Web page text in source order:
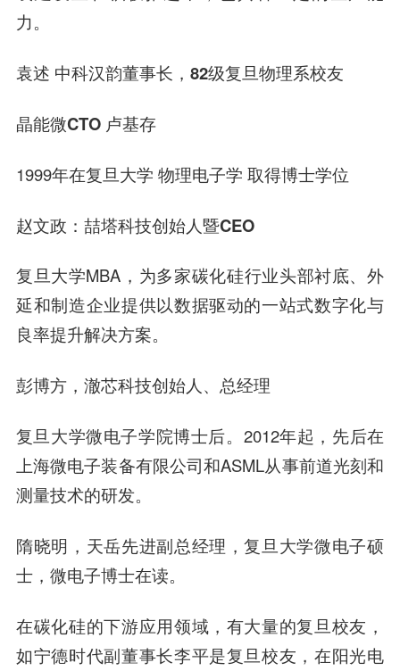
力。
袁述 中科汉韵董事长，82级复旦物理系校友
晶能微CTO 卢基存
1999年在复旦大学 物理电子学 取得博士学位
赵文政：喆塔科技创始人暨CEO
复旦大学MBA，为多家碳化硅行业头部衬底、外
延和制造企业提供以数据驱动的一站式数字化与
良率提升解决方案。
彭博方，澈芯科技创始人、总经理
复旦大学微电子学院博士后。2012年起，先后在
上海微电子装备有限公司和ASML从事前道光刻和
测量技术的研发。
隋晓明，天岳先进副总经理，复旦大学微电子硕
士，微电子博士在读。
在碳化硅的下游应用领域，有大量的复旦校友，
如宁德时代副董事长李平是复旦校友，在阳光电